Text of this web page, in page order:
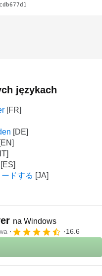
językach
ドする
na Windows
16.6